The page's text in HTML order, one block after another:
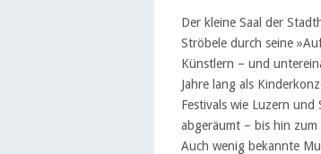
Der kleine Saal der
Ströbele durch seine
Künstlern – und
Jahre lang als
Festivals wie Luzern und
abgeräumt – bis hin zum
Auch wenig bekannte